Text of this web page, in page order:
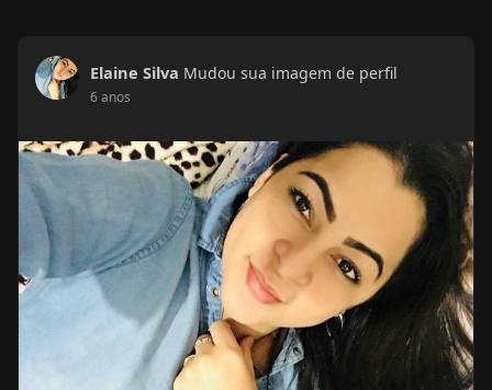
Elaine Silva Mudou sua imagem de perfil
6 anos